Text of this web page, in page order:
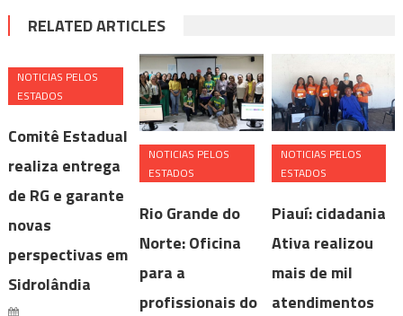
RELATED ARTICLES
NOTICIAS PELOS
ESTADOS
Comitê Estadual
realiza entrega
de RG e garante
novas
perspectivas em
Sidrolândia
NOTICIAS PELOS
ESTADOS
Rio Grande do
Norte: Oficina
para a
profissionais do
NOTICIAS PELOS
ESTADOS
Piauí: cidadania
Ativa realizou
mais de mil
atendimentos